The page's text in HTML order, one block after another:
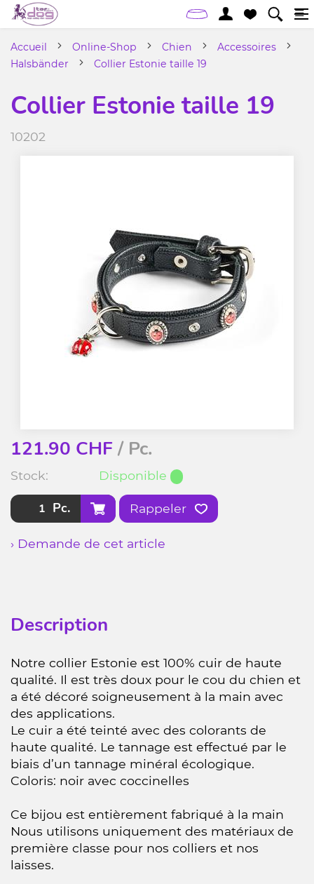
Accueil Online-Shop Chien
Accessoires
Halsbänder
Collier Estonie taille 19
Collier Estonie taille 19
10202
121.90 CHF/ Pc.
Stock: Disponible
Pc. Rappeler
› Demande de cet article
Description
Notre collier Estonie est 100% cuir de haute
qualité. Il est très doux pour le cou du chien et
a été décoré soigneusement à la main avec
des applications.
Le cuir a été teinté avec des colorants de
haute qualité. Le tannage est effectué par le
biais d’un tannage minéral écologique.
Coloris: noir avec coccinelles
Ce bijou est entièrement fabriqué à la main
Nous utilisons uniquement des matériaux de
première classe pour nos colliers et nos
laisses.